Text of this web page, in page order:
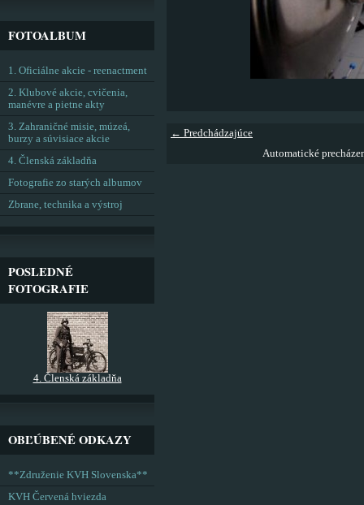
← Predchádzajúce
Automatické
FOTOALBUM
1. Oficiálne akcie - reenactment
2. Klubové akcie, cvičenia,
manévre a pietne akty
3. Zahraničné misie, múzeá,
burzy a súvisiace akcie
4. Členská základňa
Fotografie zo starých albumov
Zbrane, technika a výstroj
POSLEDNÉ
FOTOGRAFIE
4. Členská základňa
OBĽÚBENÉ ODKAZY
**Združenie KVH Slovenska**
KVH Červená hviezda